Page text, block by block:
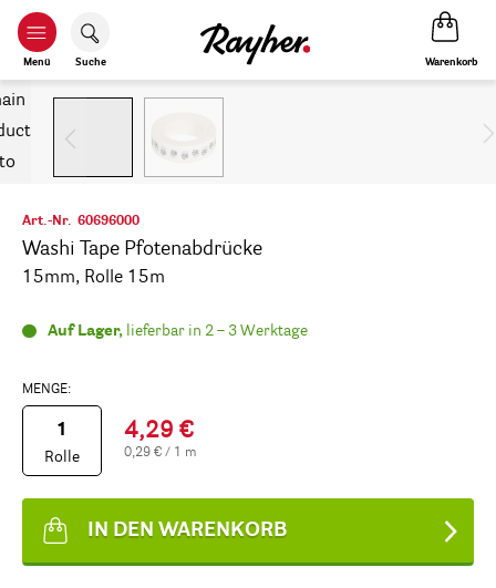
Menü Suche Warenkorb
Art.-Nr. 60696000
Washi Tape Pfotenabdrücke
15mm, Rolle 15m
Auf Lager, lieferbar in 2 – 3 Werktage
IN DEN WARENKORB
MENGE:
Rolle
4,29 €
0,29 € / 1 m